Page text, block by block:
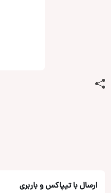
ارسال با تیپاکس و باربری